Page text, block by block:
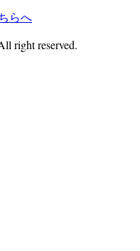
らへ
right reserved.